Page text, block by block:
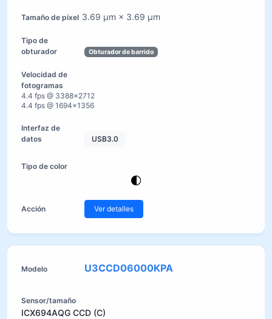
3.69 µm × 3.69 µm
Obturador de barrido
4.4 fps @ 3388×2712
4.4 fps @ 1694×1356
USB3.0
Ver detalles
U3CCD06000KPA
ICX694AQG CCD (C)